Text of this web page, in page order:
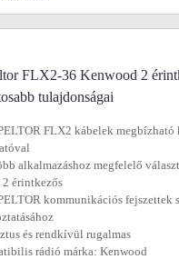
FLX2-36 Kenwood 2
tulajdonságai
FLX2 kábelek
alkalmazáshoz megfelelő
2 érintkezős
kommunikációs fejszettek
és rendkívül rugalmas
rádió márka: Kenwood